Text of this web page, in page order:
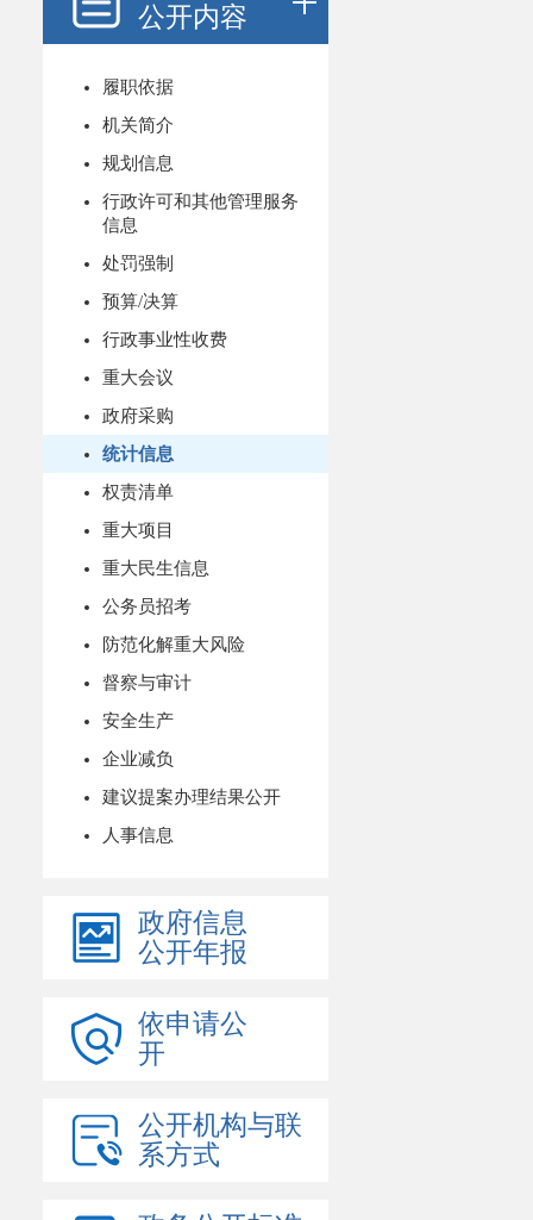
公开内容
履职依据
机关简介
规划信息
行政许可和其他管理服务
信息
处罚强制
预算/决算
行政事业性收费
重大会议
政府采购
统计信息
权责清单
重大项目
重大民生信息
公务员招考
防范化解重大风险
督察与审计
安全生产
企业减负
建议提案办理结果公开
人事信息
政府信息
公开年报
依申请公
开
公开机构与联
系方式